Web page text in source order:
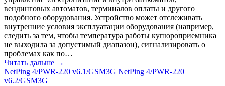
вендинговых автоматов, терминалов оплаты и другого
подобного оборудования. Устройство может отслеживать
внутренние условия эксплуатации оборудования (например,
следить за тем, чтобы температура работы купюроприемника
не выходила за допустимый диапазон), сигнализировать о
проблемах как по…
Читать дальше →
NetPing 4/PWR-220 v6.1/GSM3G NetPing 4/PWR-220
v6.2/GSM3G